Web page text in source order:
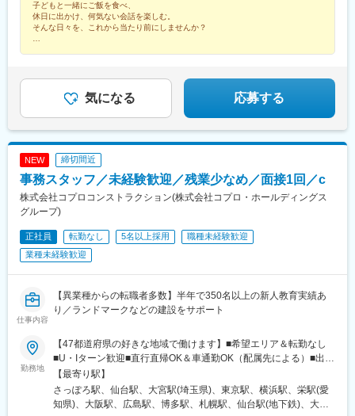
階■中部支店／愛知県名古屋市中村区名駅3-4-10 アルティメイト
名駅1st 4階■東北支店／宮城県仙台市宮城野区榴岡4-5-5 KTビル3
階■北海道支店／北海道札幌市北区7条西2-20 NCO札幌駅北口2
駅、清瀬駅、萩山駅、富士見ケ丘駅、立川南駅、押上駅、日比谷
駅、新福井駅、梅島駅、西武球場前駅、荒川車庫前駅、代田橋
河辺の森駅、西栗栖駅、三郷中央駅、鴨居駅、青砥駅、新高島平
川駅、天神川駅、栗平駅、北鎌倉駅、青梅駅、昭和駅、森下駅(東
京都)、相原駅、大崎駅、落合南長崎駅、大和駅(神奈川県)、鶴間
(和歌山県)、六浦駅、国分寺駅、小菅駅、三ノ輪駅、稲城駅、不動
前駅、太閤通駅、林崎松江海岸駅、六会日大前駅、植田駅(名古屋
市営)、上野毛駅、南御殿場駅、伊勢原駅、亀有駅、黒松内駅、新
中野駅、谷塚駅、志村三丁目駅、南砂町駅、三河島駅、千駄木
駅、瑞江駅、木場駅(東京都)、相模大塚駅、上北台駅、大師橋駅、
込柳町駅、新座駅、麻布十番駅、平井駅(東京都)、一之江駅、赤土
小学校前駅、久我山駅、駒沢大学駅、本庄早稲田駅、東あずま
橋駅、池袋駅、若葉台駅、京王よみうりランド駅、羽後牛島駅、
新馬場駅、由仁駅、大鳥居駅、京成関屋駅、袖ケ浦駅、櫟本駅、
知駅、平津駅、上社駅、甚目寺駅、川越富洲原駅、春田駅、長泉
なめり駅、古庄駅、芝川駅、富士岡駅、門出駅、千城台駅、室蘭
駅、上板橋駅、大和田駅(北海道)、阿佐ケ谷駅、上永谷駅、雑色
駅、六町駅、港町駅、鮫洲駅、日進駅(北海道)、丸亀駅、和田町
駅、武蔵砂川駅、港南台駅、亀山駅(三重県)、勝川駅、中山駅(神
奈川県)、ウッディタウン中央駅、聖蹟桜ケ丘駅、倉見駅、海老名
子どもと一緒にご飯を食べ、
休日に出かけ、何気ない会話を楽しむ。
そんな日々を、これから当たり前にしませんか？
★有給休暇（最大40日）
★ホワイト企業認定
気になる 応募する
NEW 締切間近
事務スタッフ／未経験歓迎／残業少なめ／面接1回／c
株式会社コプロコンストラクション(株式会社コプロ・ホールディングス
グループ)
正社員 転勤なし 5名以上採用
職種未経験歓迎
業種未経験歓迎
仕事内容
【異業種からの転職者多数】半年で350名以上の新人教育実績あ
り／ランドマークなどの建設をサポート
勤務地
【47都道府県の好きな地域で働けます】■希望エリア＆転勤なし
■U・Iターン歓迎■直行直帰OK＆車通勤OK（配属先による）■出張
のないワークスタイルも実現可能！【拠点所在地】■北海道…札幌
支店■東北…仙台支店（宮城・青森・岩手・秋田・山形・福島）■
関東…大宮支店（埼玉・栃木・群馬・茨城）、東京支店（東京・
【最寄り駅】
さっぽろ駅、仙台駅、大宮駅(埼玉県)、東京駅、横浜駅、栄駅(愛
知県)、大阪駅、広島駅、博多駅、札幌駅、仙台駅(地下鉄)、大手